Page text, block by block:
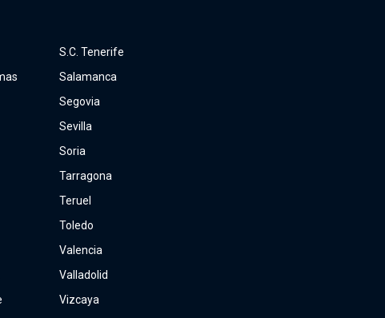
S.C. Tenerife
Salamanca
Segovia
Sevilla
Soria
Tarragona
Teruel
Toledo
Valencia
Valladolid
Vizcaya